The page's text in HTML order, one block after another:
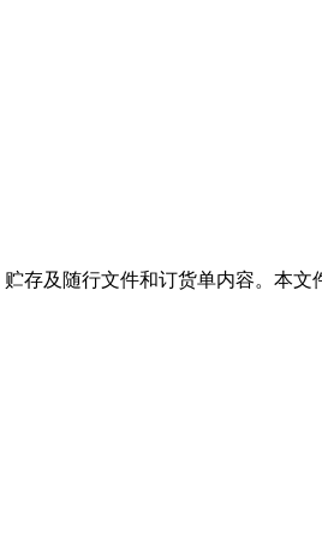
存及随行文件和订货单内容。本